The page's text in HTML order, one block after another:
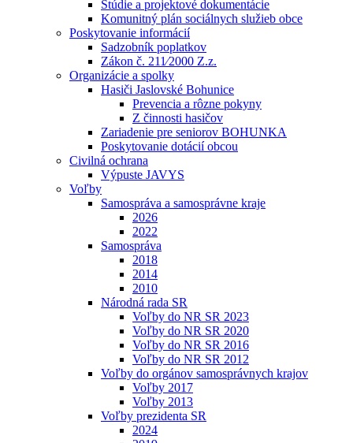
Štúdie a projektové dokumentácie
Komunitný plán sociálnych služieb obce
Poskytovanie informácií
Sadzobník poplatkov
Zákon č. 211⁄2000 Z.z.
Organizácie a spolky
Hasiči Jaslovské Bohunice
Prevencia a rôzne pokyny
Z činnosti hasičov
Zariadenie pre seniorov BOHUNKA
Poskytovanie dotácií obcou
Civilná ochrana
Výpuste JAVYS
Voľby
Samospráva a samosprávne kraje
2026
2022
Samospráva
2018
2014
2010
Národná rada SR
Voľby do NR SR 2023
Voľby do NR SR 2020
Voľby do NR SR 2016
Voľby do NR SR 2012
Voľby do orgánov samosprávnych krajov
Voľby 2017
Voľby 2013
Voľby prezidenta SR
2024